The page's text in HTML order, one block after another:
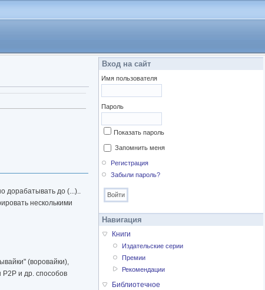
дорабатывать до (...)..
несколькими
(воровайки),
и др. способов
Вход на сайт
Имя пользователя
Пароль
Показать пароль
Запомнить меня
Регистрация
Забыли пароль?
Навигация
Книги
Издательские серии
Премии
Рекомендации
Библиотечное